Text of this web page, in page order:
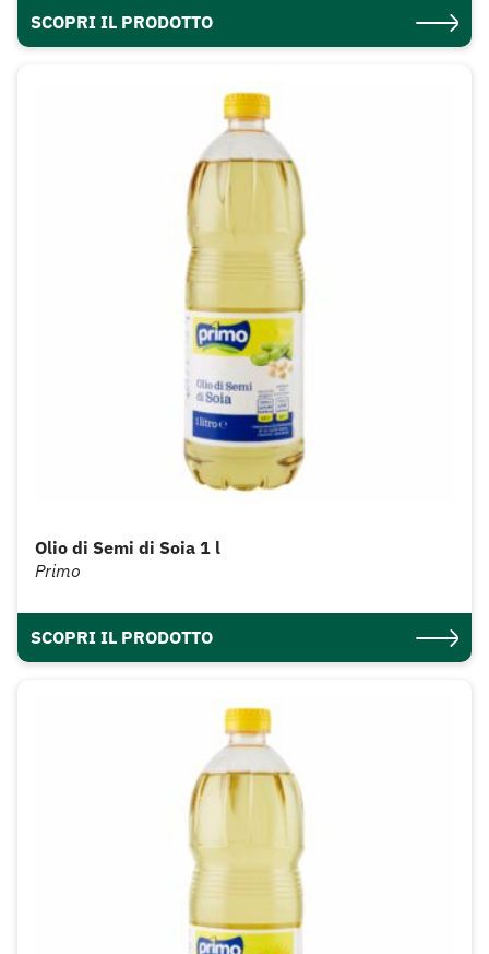
SCOPRI IL PRODOTTO
Olio di Semi di Soia 1 l
Primo
SCOPRI IL PRODOTTO